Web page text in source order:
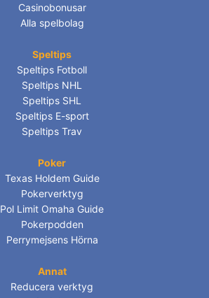
Casinobonusar
Alla spelbolag
Speltips
Speltips Fotboll
Speltips NHL
Speltips SHL
Speltips E-sport
Speltips Trav
Poker
Texas Holdem Guide
Pokerverktyg
Pol Limit Omaha Guide
Pokerpodden
Perrymejsens Hörna
Annat
Reducera verktyg